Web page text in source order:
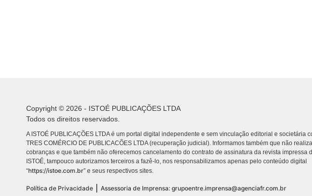
Copyright © 2026 - ISTOÉ PUBLICAÇÕES LTDA
Todos os direitos reservados.
A ISTOÉ PUBLICAÇÕES LTDA é um portal digital independente e sem vinculação editorial e societária
TRES COMÉRCIO DE PUBLICACÕES LTDA (recuperação judicial). Informamos também que não
cobranças e que também não oferecemos cancelamento do contrato de assinatura da revista impressa
ISTOÉ, tampouco autorizamos terceiros a fazê-lo, nos responsabilizamos apenas pelo conteúdo digital
“https://istoe.com.br” e seus respectivos sites.
Política de Privacidade Assessoria de Imprensa: grupoentre.imprensa@agenciafr.com.br